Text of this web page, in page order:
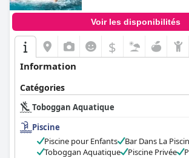
plus, l'emplacement est parfait, à proximité de
autant de piscines et de toboggans
passera un moment fantastique.
Voir les disponibilités
$
Information
Catégories
Toboggan Aquatique
Piscine
Piscine pour Enfants
Bar Dans La
Toboggan Aquatique
Piscine Privée